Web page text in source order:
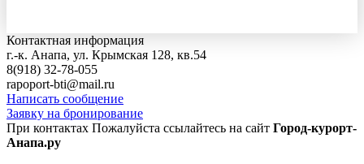
Контактная информация
г.-к. Анапа, ул. Крымская 128, кв.54
8(918) 32-78-055
rapoport-bti@mail.ru
Написать сообщение
Заявку на бронирование
При контактах Пожалуйста ссылайтесь на сайт Город-курорт-
Анапа.ру